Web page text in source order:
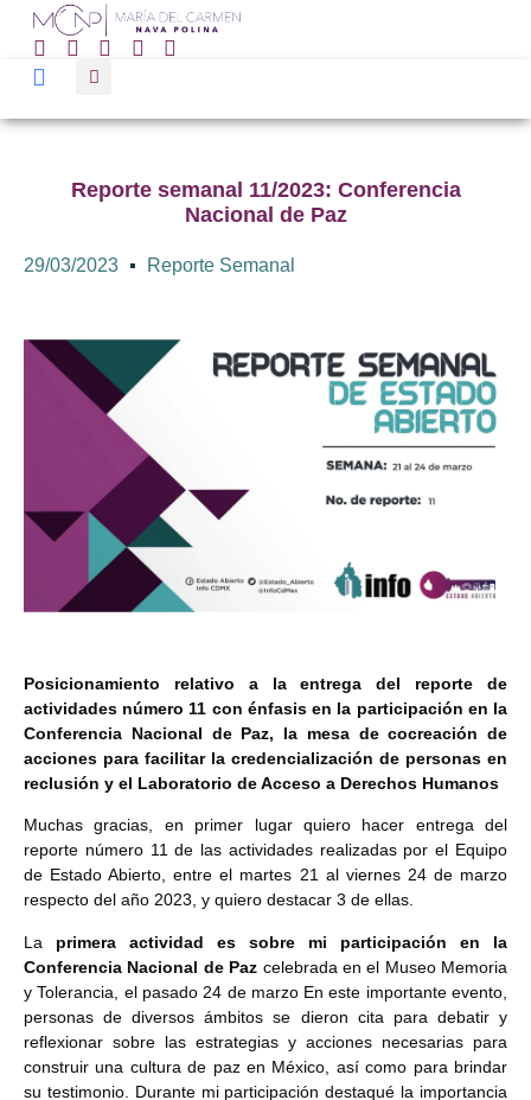
Reporte semanal 11/2023: Conferencia
Nacional de Paz
29/03/2023 Reporte Semanal
Posicionamiento relativo a la entrega del reporte de
actividades número 11 con énfasis en la participación en la
Conferencia Nacional de Paz, la mesa de cocreación de
acciones para facilitar la credencialización de personas en
reclusión y el Laboratorio de Acceso a Derechos Humanos
Muchas gracias, en primer lugar quiero hacer entrega del
reporte número 11 de las actividades realizadas por el Equipo
de Estado Abierto, entre el martes 21 al viernes 24 de marzo
respecto del año 2023, y quiero destacar 3 de ellas.
La primera actividad es sobre mi participación en la
Conferencia Nacional de Paz celebrada en el Museo Memoria
y Tolerancia, el pasado 24 de marzo En este importante evento,
personas de diversos ámbitos se dieron cita para debatir y
reflexionar sobre las estrategias y acciones necesarias para
construir una cultura de paz en México, así como para brindar
su testimonio. Durante mi participación destaqué la importancia